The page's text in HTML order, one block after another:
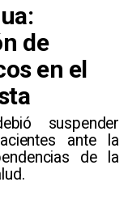
de
en el
suspender
ante la
de la